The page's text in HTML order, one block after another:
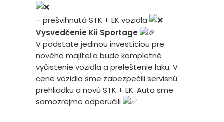
– prešvihnutá STK + EK vozidla
Vysvedčenie Kii Sportage
V podstate jedinou investíciou pre
nového majiteľa bude kompletné
vyčistenie vozidla a preleštenie laku. V
cene vozidla sme zabezpečili servisnú
prehliadku a novú STK + EK. Auto sme
samozrejme odporučili